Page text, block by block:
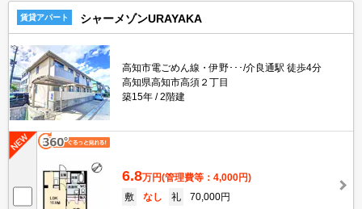
賃貸アパート シャーメゾンURAYAKA
高知市電ごめん線・伊野･･･/介良通駅 徒歩4分
高知県高知市高須２丁目
築15年
2階建
6.8万円(管理費等：4,000円)
敷
なし 礼
70,000円